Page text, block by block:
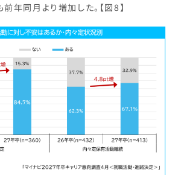
年同月より増加した。【図8】